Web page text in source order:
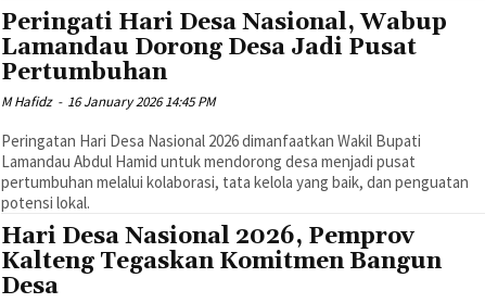
Peringati Hari Desa Nasional, Wabup
Lamandau Dorong Desa Jadi Pusat
Pertumbuhan
M Hafidz - 16 January 2026 14:45 PM
Peringatan Hari Desa Nasional 2026 dimanfaatkan Wakil Bupati
Lamandau Abdul Hamid untuk mendorong desa menjadi pusat
pertumbuhan melalui kolaborasi, tata kelola yang baik, dan penguatan
potensi lokal.
Hari Desa Nasional 2026, Pemprov
Kalteng Tegaskan Komitmen Bangun
Desa